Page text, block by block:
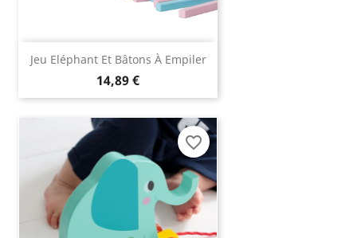
Jeu Eléphant Et Bâtons À Empiler
14,89 €
favorite_border